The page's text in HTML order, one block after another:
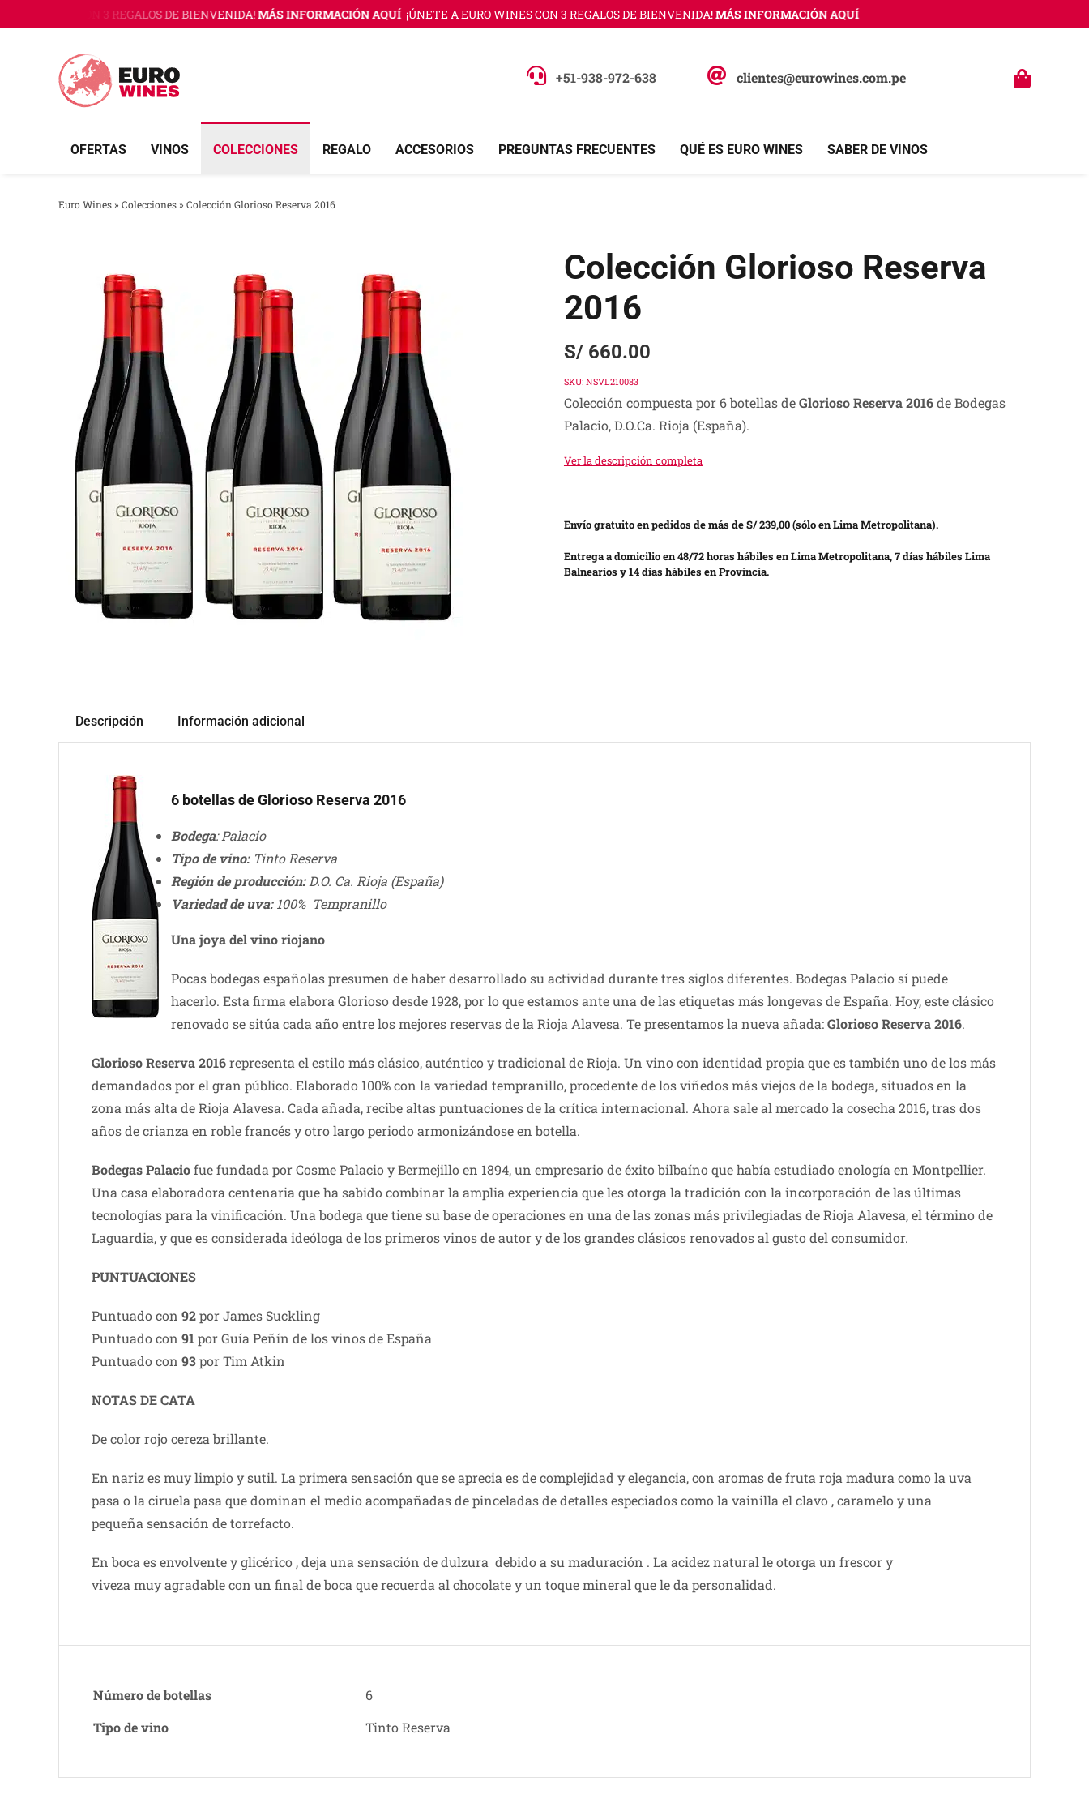
al
WINES CON 3 REGALOS DE BIENVENIDA!MÁS INFORMACIÓN AQUÍ ¡ÚNETE A EURO WINES CON 3 REGALOS DE BIENVENIDA!MÁS INFORMACIÓN AQUÍ
+51-938-972-638 clientes@eurowines.com.pe
OFERTAS VINOS COLECCIONES REGALO ACCESORIOS PREGUNTAS FRECUENTES QUÉ ES EURO WINES SABER DE VINOS
Euro Wines» Colecciones» Colección Glorioso Reserva 2016
Colección Glorioso Reserva
2016
S/660.00
SKU: NSVL210083
Colección compuesta por 6 botellas deGlorioso Reserva 2016de Bodegas
Palacio, D.O.Ca. Rioja (España).
Ver la descripción completa
Envío gratuito en pedidos de más de S/ 239,00 (sólo en Lima Metropolitana).
Entrega a domicilio en 48/72 horas hábiles en Lima Metropolitana, 7 días hábiles Lima
Balnearios y 14 días hábiles en Provincia.
Descripción Información adicional
6 botellas de Glorioso Reserva 2016
Bodega: Palacio
Tipo de vino:Tinto Reserva
Región de producción:D.O. Ca. Rioja (España)
Variedad de uva:100% Tempranillo
Una joya del vino riojano
Pocas bodegas españolas presumen de haber desarrollado su actividad durante tres siglos diferentes. Bodegas Palacio sí puede
hacerlo. Esta firma elabora Glorioso desde 1928, por lo que estamos ante una de las etiquetas más longevas de España. Hoy, este clásico
renovado se sitúa cada año entre los mejores reservas de la Rioja Alavesa. Te presentamos la nueva añada:Glorioso Reserva 2016.
Glorioso Reserva 2016representa el estilo más clásico, auténtico y tradicional de Rioja. Un vino con identidad propia que es también uno de los más
demandados por el gran público. Elaborado 100% con la variedad tempranillo, procedente de los viñedos más viejos de la bodega, situados en la
zona más alta de Rioja Alavesa. Cada añada, recibe altas puntuaciones de la crítica internacional. Ahora sale al mercado la cosecha 2016, tras dos
años de crianza en roble francés y otro largo periodo armonizándose en botella.
Bodegas Palaciofue fundada por Cosme Palacio y Bermejillo en 1894, un empresario de éxito bilbaíno que había estudiado enología en Montpellier.
Una casa elaboradora centenaria que ha sabido combinar la amplia experiencia que les otorga la tradición con la incorporación de las últimas
tecnologías para la vinificación. Una bodega que tiene su base de operaciones en una de las zonas más privilegiadas de Rioja Alavesa, el término de
Laguardia, y que es considerada ideóloga de los primeros vinos de autor y de los grandes clásicos renovados al gusto del consumidor.
PUNTUACIONES
Puntuado con 92por James Suckling
Puntuado con 91por Guía Peñín de los vinos de España
Puntuado con 93por Tim Atkin
NOTAS DE CATA
De color rojo cereza brillante.
En nariz es muy limpio y sutil. La primera sensación que se aprecia es de complejidad y elegancia, con aromas de fruta roja madura como la uva
pasa o la ciruela pasa que dominan el medio acompañadas de pinceladas de detalles especiados como la vainilla el clavo , caramelo y una
pequeña sensación de torrefacto.
En boca es envolvente y glicérico , deja una sensación de dulzura debido a su maduración . La acidez natural le otorga un frescor y
viveza muy agradable con un final de boca que recuerda al chocolate y un toque mineral que le da personalidad.
Número de botellas
6
Tipo de vino
Tinto Reserva